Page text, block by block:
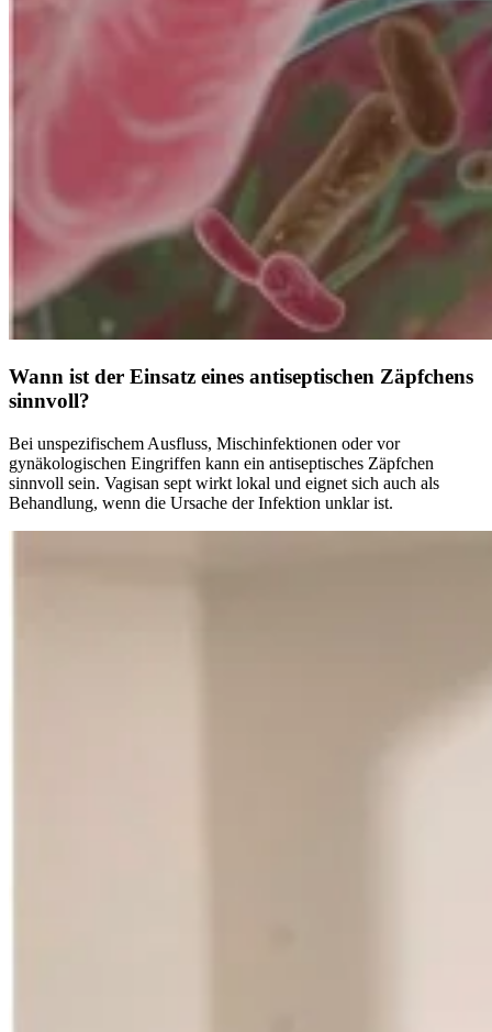
Wann ist der Einsatz eines antiseptischen Zäpfchens
sinnvoll?
Bei unspezifischem Ausfluss, Mischinfektionen oder vor
gynäkologischen Eingriffen kann ein antiseptisches Zäpfchen
sinnvoll sein. Vagisan sept wirkt lokal und eignet sich auch als
Behandlung, wenn die Ursache der Infektion unklar ist.